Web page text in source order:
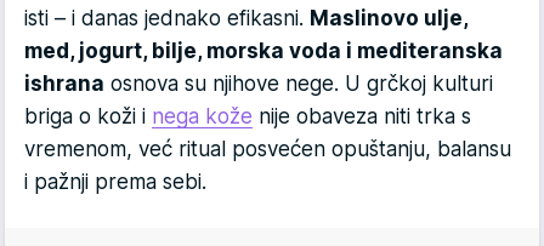
isti – i danas jednako efikasni. Maslinovo ulje,
med, jogurt, bilje, morska voda i mediteranska
ishrana osnova su njihove nege. U grčkoj kulturi
briga o koži i nega kože nije obaveza niti trka s
vremenom, već ritual posvećen opuštanju, balansu
i pažnji prema sebi.